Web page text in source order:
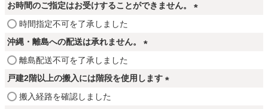
寝具
ファブリック
カーテン
お時間のご指定はお受けすることができません。
時間指定不可を了承しました
沖縄・離島への配送は承れません。
必
離島配送不可を了承しました
戸建2階以上の搬入には階段を使用します
搬入経路を確認しました